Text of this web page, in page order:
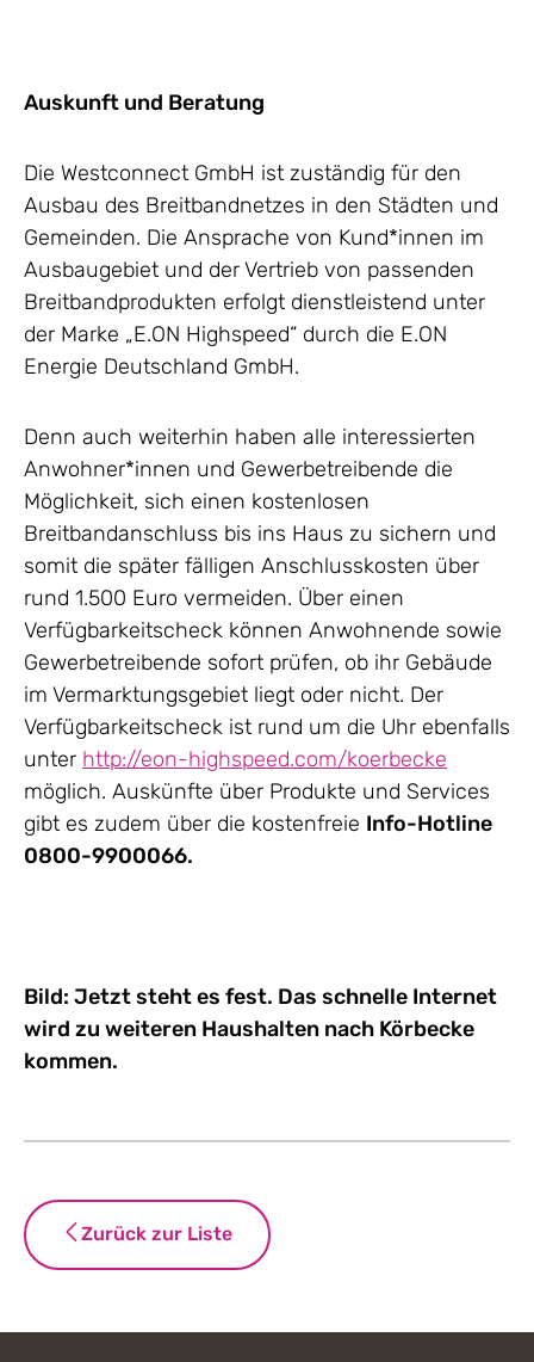
Auskunft und Beratung
Die Westconnect GmbH ist zuständig für den
Ausbau des Breitbandnetzes in den Städten und
Gemeinden. Die Ansprache von Kund*innen im
Ausbaugebiet und der Vertrieb von passenden
Breitbandprodukten erfolgt dienstleistend unter
der Marke „E.ON Highspeed“ durch die E.ON
Energie Deutschland GmbH.
Denn auch weiterhin haben alle interessierten
Anwohner*innen und Gewerbetreibende die
Möglichkeit, sich einen kostenlosen
Breitbandanschluss bis ins Haus zu sichern und
somit die später fälligen Anschlusskosten über
rund 1.500 Euro vermeiden. Über einen
Verfügbarkeitscheck können Anwohnende sowie
Gewerbetreibende sofort prüfen, ob ihr Gebäude
im Vermarktungsgebiet liegt oder nicht. Der
Verfügbarkeitscheck ist rund um die Uhr ebenfalls
unter http://eon-highspeed.com/koerbecke
möglich. Auskünfte über Produkte und Services
gibt es zudem über die kostenfreie Info-Hotline
0800-9900066.
Bild: Jetzt steht es fest. Das schnelle Internet
wird zu weiteren Haushalten nach Körbecke
kommen.
Zurück zur Liste